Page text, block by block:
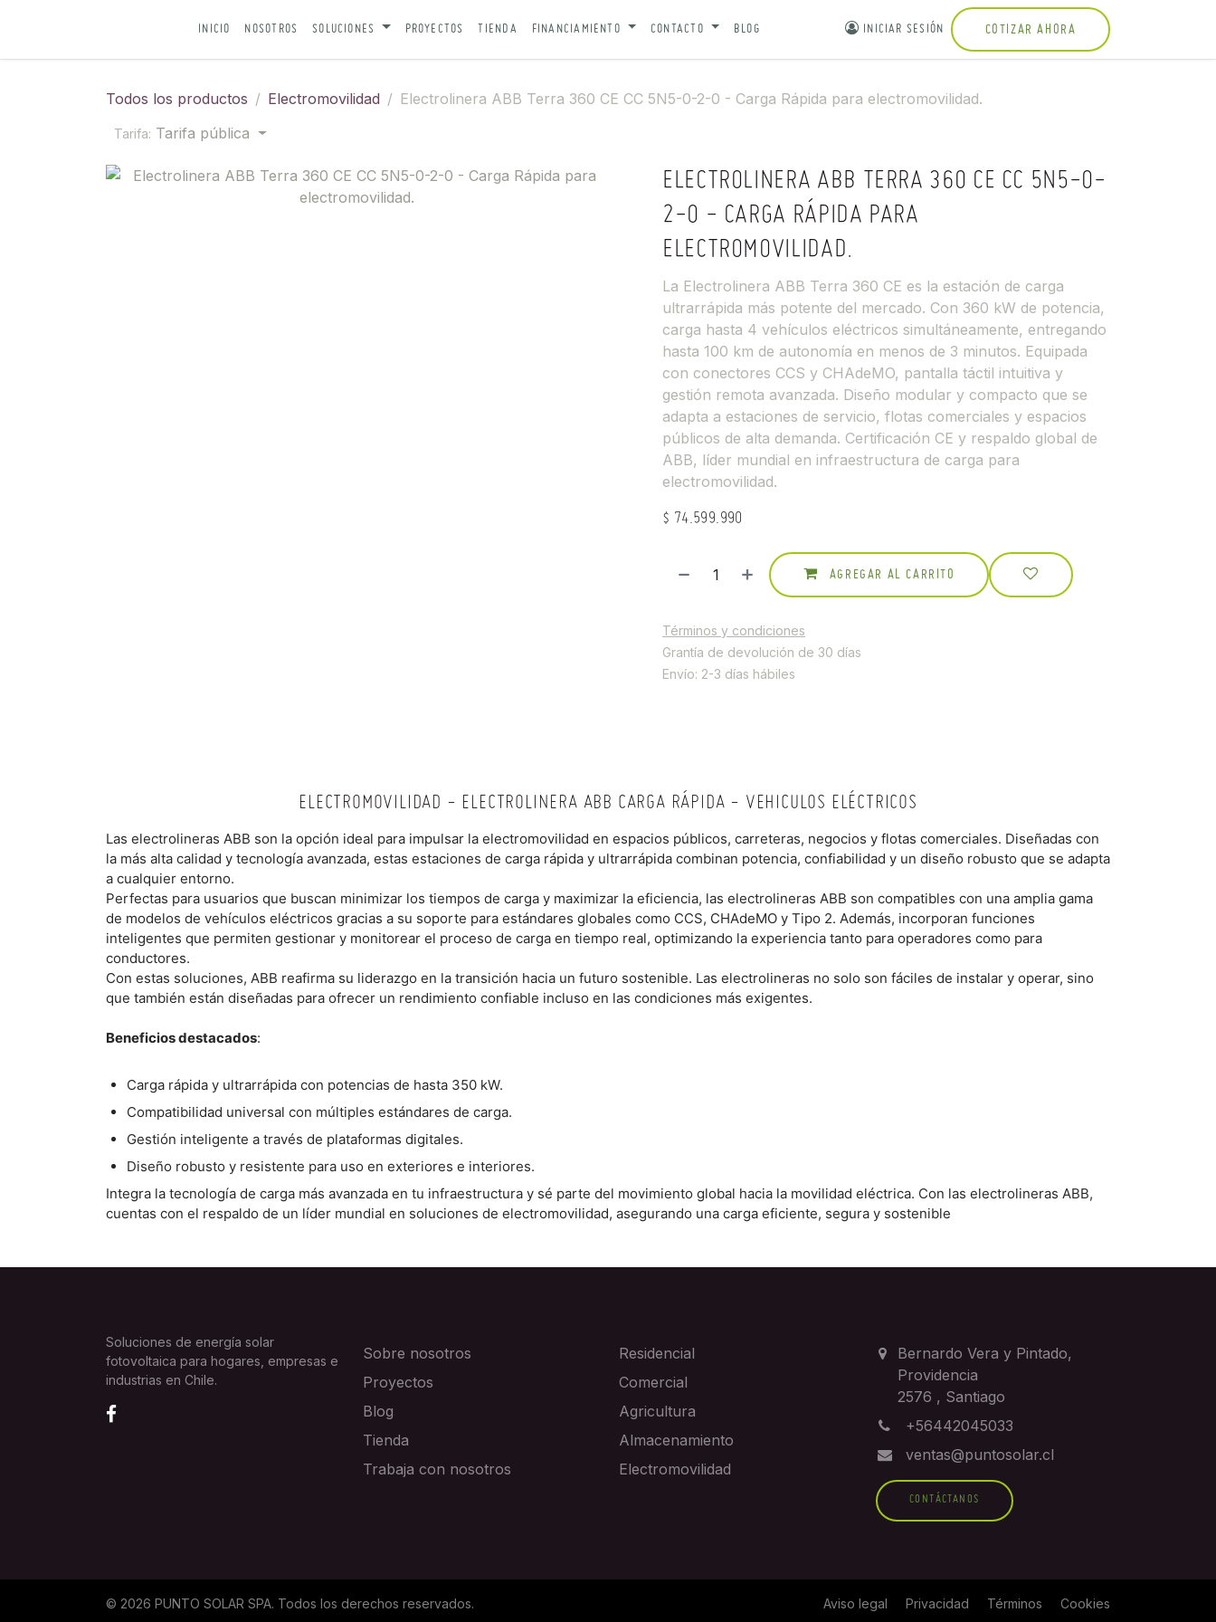
INICIO NOSOTROS SOLUCIONES PROYECTOS TIENDA FINANCIAMIENTO CONTACTO BLOG INICIAR SESIÓN COTIZAR AHORA
Todos los productos Electromovilidad Electrolinera ABB Terra 360 CE CC 5N5-0-2-0 - Carga Rápida para electromovilidad.
Tarifa: Tarifa pública
ELECTROLINERA ABB TERRA 360 CE CC 5N5-0-
2-0 - CARGA RÁPIDA PARA
ELECTROMOVILIDAD.
La Electrolinera ABB Terra 360 CE es la estación de carga
ultrarrápida más potente del mercado. Con 360 kW de potencia,
carga hasta 4 vehículos eléctricos simultáneamente, entregando
hasta 100 km de autonomía en menos de 3 minutos. Equipada
con conectores CCS y CHAdeMO, pantalla táctil intuitiva y
gestión remota avanzada. Diseño modular y compacto que se
adapta a estaciones de servicio, flotas comerciales y espacios
públicos de alta demanda. Certificación CE y respaldo global de
ABB, líder mundial en infraestructura de carga para
electromovilidad.
$ 74.599.990
AGREGAR AL CARRITO
Términos y condiciones
Grantía de devolución de 30 días
Envío: 2-3 días hábiles
ELECTROMOVILIDAD - ELECTROLINERA ABB CARGA RÁPIDA - VEHICULOS ELÉCTRICOS
Las electrolineras ABB son la opción ideal para impulsar la electromovilidad en espacios públicos, carreteras, negocios y flotas comerciales. Diseñadas con
la más alta calidad y tecnología avanzada, estas estaciones de carga rápida y ultrarrápida combinan potencia, confiabilidad y un diseño robusto que se adapta
a cualquier entorno.
Perfectas para usuarios que buscan minimizar los tiempos de carga y maximizar la eficiencia, las electrolineras ABB son compatibles con una amplia gama
de modelos de vehículos eléctricos gracias a su soporte para estándares globales como CCS, CHAdeMO y Tipo 2. Además, incorporan funciones
inteligentes que permiten gestionar y monitorear el proceso de carga en tiempo real, optimizando la experiencia tanto para operadores como para
conductores.
Con estas soluciones, ABB reafirma su liderazgo en la transición hacia un futuro sostenible. Las electrolineras no solo son fáciles de instalar y operar, sino
que también están diseñadas para ofrecer un rendimiento confiable incluso en las condiciones más exigentes.
Beneficios destacados:
Carga rápida y ultrarrápida con potencias de hasta 350 kW.
Compatibilidad universal con múltiples estándares de carga.
Gestión inteligente a través de plataformas digitales.
Diseño robusto y resistente para uso en exteriores e interiores.
Integra la tecnología de carga más avanzada en tu infraestructura y sé parte del movimiento global hacia la movilidad eléctrica. Con las electrolineras ABB,
cuentas con el respaldo de un líder mundial en soluciones de electromovilidad, asegurando una carga eficiente, segura y sostenible
Soluciones de energía solar
fotovoltaica para hogares, empresas e
industrias en Chile.
Sobre nosotros
Proyectos
Blog
Tienda
Trabaja con nosotros
Residencial
Comercial
Agricultura
Almacenamiento
Electromovilidad
Bernardo Vera y Pintado,
Providencia
2576 , Santiago
+56442045033
ventas@puntosolar.cl
CONTÁCTANOS
© 2026 PUNTO SOLAR SPA. Todos los derechos reservados. Aviso legal Privacidad Términos Cookies